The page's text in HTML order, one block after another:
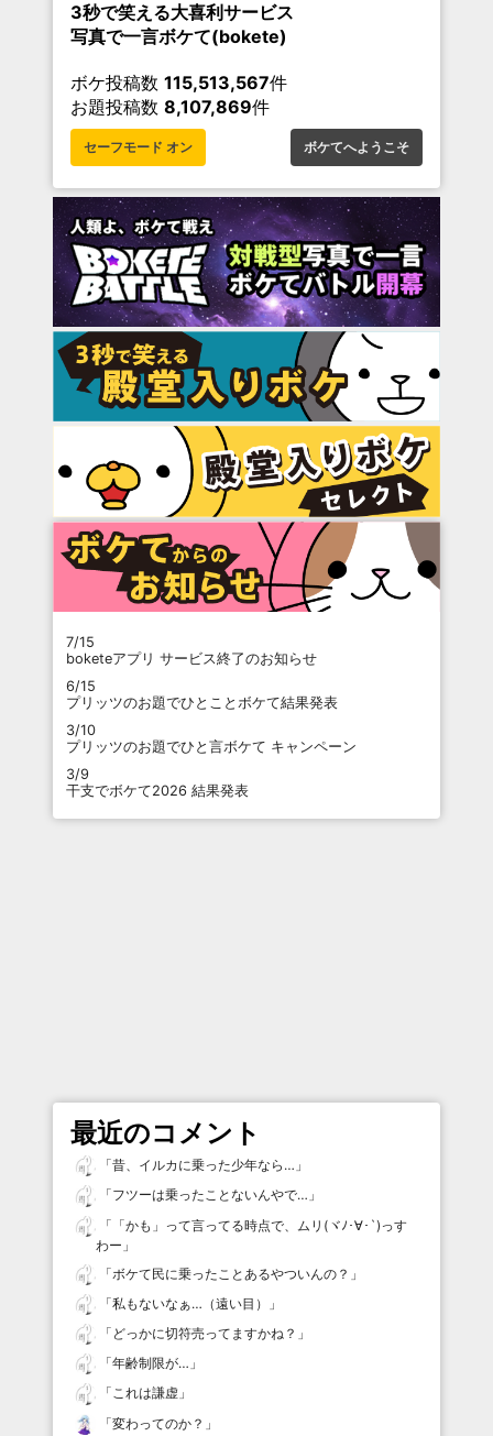
3秒で笑える大喜利サービス
写真で一言ボケて(bokete)
ボケ投稿数 115,513,567件
お題投稿数 8,107,869件
セーフモード オン ボケてへようこそ
7/15
boketeアプリ サービス終了のお知らせ
6/15
プリッツのお題でひとことボケて結果発表
3/10
プリッツのお題でひと言ボケて キャンペーン
3/9
干支でボケて2026 結果発表
最近のコメント
「昔、イルカに乗った少年なら… 」
「フツーは乗ったことないんやで… 」
「 「かも」って言ってる時点で、ムリ(ヾﾉ･∀･`)っす
わー 」
「ボケて民に乗ったことあるやついんの？ 」
「私もないなぁ…（遠い目）
」
「 どっかに切符売ってますかね？ 」
「年齢制限が… 」
「これは謙虚 」
「変わってのか？ 」